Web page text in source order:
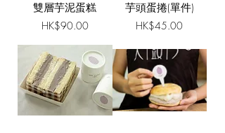
雙層芋泥蛋糕
價格
HK$90.00
芋頭蛋捲(單件)
價格
HK$45.00